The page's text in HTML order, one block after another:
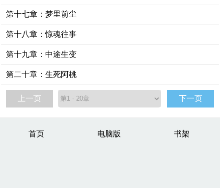
第十七章：梦里前尘
第十八章：惊魂往事
第十九章：中途生变
第二十章：生死阿桃
上一页 下一页
首页 电脑版 书架